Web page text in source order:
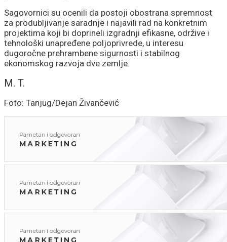
Sagovornici su ocenili da postoji obostrana spremnost
za produbljivanje saradnje i najavili rad na konkretnim
projektima koji bi doprineli izgradnji efikasne, održive i
tehnološki unapređene poljoprivrede, u interesu
dugoročne prehrambene sigurnosti i stabilnog
ekonomskog razvoja dve zemlje.
M. T.
Foto: Tanjug/Dejan Živančević